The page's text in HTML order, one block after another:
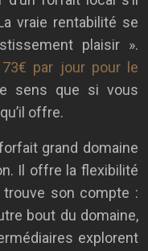
vraie rentabilité se
plaisir ».
73€ par jour pour le
sens que si vous
offre.
grand domaine
Il offre la flexibilité
son compte :
bout du domaine,
explorent